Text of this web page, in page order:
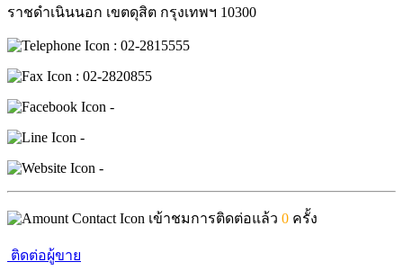
ราชดำเนินนอก เขตดุสิต กรุงเทพฯ 10300
: 02-2815555
: 02-2820855
-
-
-
เข้าชมการติดต่อแล้ว 0 ครั้ง
ติดต่อผู้ขาย